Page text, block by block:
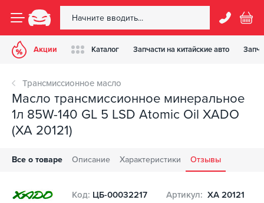
Акции Каталог Запчасти на китайские авто
Трансмиссионное масло
Масло трансмиссионное минеральное
1л 85W-140 GL 5 LSD Atomic Oil XADO
(XA 20121)
Все о товаре Описание Характеристики Отзывы
Код: ЦБ-00032217 Артикул: XA 20121